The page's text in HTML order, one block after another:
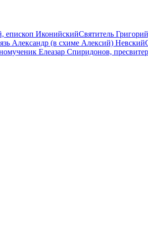
епископ ИконийскийСвятитель
Александр (в схиме Алексий) Невский
Елеазар Спиридонов, пресвитер